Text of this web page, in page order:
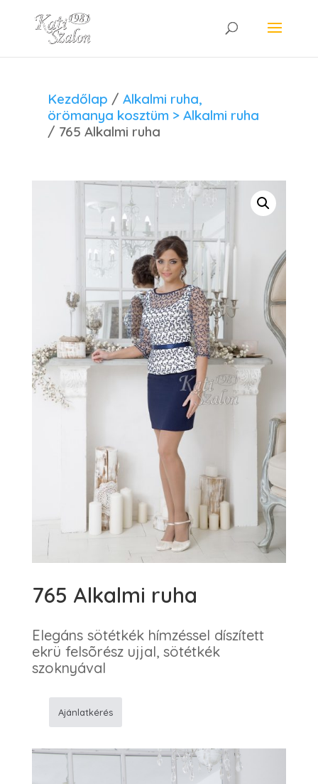
Kezdőlap /Alkalmi ruha,
örömanya kosztüm > Alkalmi ruha
/ 765 Alkalmi ruha
765 Alkalmi ruha
Elegáns sötétkék hímzéssel díszített
ekrü felsõrész ujjal, sötétkék
szoknyával
ruha
Ajánlatkérés